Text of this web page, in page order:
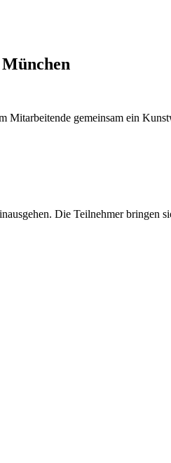
gemeinsam ein
Die Teilnehmer bringen